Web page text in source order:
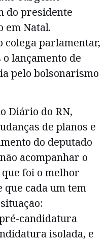
do presidente
em Natal.
colega parlamentar,
lançamento de
pelo bolsonarismo
Diário do RN,
de planos e
do deputado
acompanhar o
foi o melhor
que cada um tem
candidatura
isolada, e